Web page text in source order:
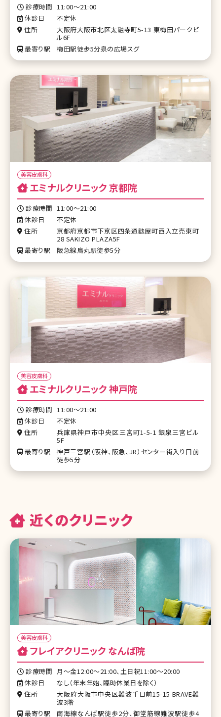
診療時間 11:00～21:00
休診日
不定休
住所
大阪府大阪市北区太融寺町5-13 東梅田パークビ
ル6F
最寄り駅
梅田駅徒歩5分泉の広場スグ
美容皮膚科
エミナルクリニック 京都院
診療時間 11:00～21:00
休診日
不定休
住所
京都府京都市下京区四条通麩屋町西入立売東町
28 SAKIZO PLAZA5F
最寄り駅
阪急線鳥丸駅徒歩5分
美容皮膚科
エミナルクリニック 神戸院
診療時間 11:00～21:00
休診日
不定休
住所
兵庫県神戸市中央区三宮町1-5-1 銀泉三宮ビル
5F
最寄り駅
神戸三宮駅（阪神、阪急、JR）センター街入り口前
徒歩5分
近くのクリニック
美容皮膚科
フレイアクリニック なんば院
診療時間 月〜金12:00〜21:00、土日祝11:00〜20:00
休診日
なし（年末年始、臨時休業日を除く）
住所
大阪府大阪市中央区難波千日前15-15 BRAVE難
波3階
最寄り駅
南海線なんば駅徒歩2分、御堂筋線難波駅徒歩4